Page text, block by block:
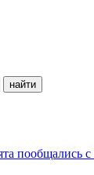
пообщались